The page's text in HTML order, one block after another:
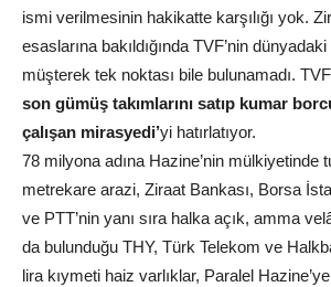
ismi verilmesinin hakikatte karşılığı yok.
esaslarına bakıldığında TVF’nin
müşterek tek noktası bile bulunamadı.
son gümüş takımlarını satıp kumar
çalışan mirasyedi’yi hatırlatıyor.
78 milyona adına Hazine’nin mülkiyetinde
metrekare arazi, Ziraat Bankası, Borsa
ve PTT’nin yanı sıra halka açık, amma
da bulunduğu THY, Türk Telekom ve
lira kıymeti haiz varlıklar, Paralel